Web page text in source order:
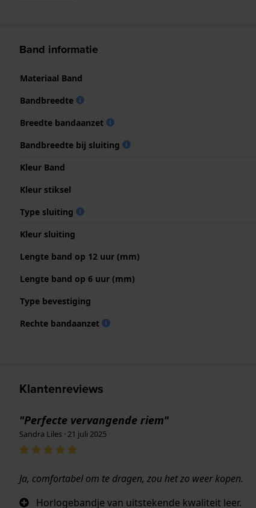
Band informatie
Materiaal Band
Bandbreedte
Breedte bandaanzet
Bandbreedte bij sluiting
Kleur Band
Kleur stiksel
Type sluiting
Kleur sluiting
Lengte band op 12 uur (mm)
Lengte band op 6 uur (mm)
Type bevestiging
Rechte bandaanzet
Klantenreviews
"Perfecte vervangende riem"
Sandra Liles · 21 juli 2025
Ja, comfortabel om te dragen, zou het zo weer kopen.
Horlogebandje van uitstekende kwaliteit leer.